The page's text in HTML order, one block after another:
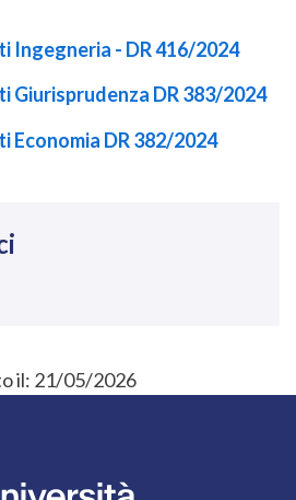
Ingegneria - DR 416/2024
Giurisprudenza DR 383/2024
Economia DR 382/2024
il: 21/05/2026